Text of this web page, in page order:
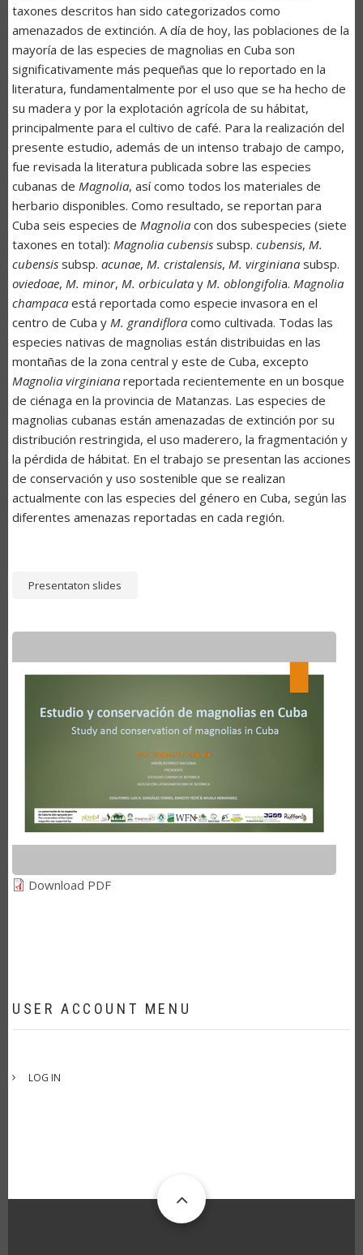
taxones descritos han sido categorizados como
amenazados de extinción. A día de hoy, las poblaciones de la
mayoría de las especies de magnolias en Cuba son
significativamente más pequeñas que lo reportado en la
literatura, fundamentalmente por el uso que se ha hecho de
su madera y por la explotación agrícola de su hábitat,
principalmente para el cultivo de café. Para la realización del
presente estudio, además de un intenso trabajo de campo,
fue revisada la literatura publicada sobre las especies
cubanas de Magnolia, así como todos los materiales de
herbario disponibles. Como resultado, se reportan para
Cuba seis especies de Magnolia con dos subespecies (siete
taxones en total): Magnolia cubensis subsp. cubensis, M.
cubensis subsp. acunae, M. cristalensis, M. virginiana subsp.
oviedoae, M. minor, M. orbiculata y M. oblongifolia. Magnolia
champaca está reportada como especie invasora en el
centro de Cuba y M. grandiflora como cultivada. Todas las
especies nativas de magnolias están distribuidas en las
montañas de la zona central y este de Cuba, excepto
Magnolia virginiana reportada recientemente en un bosque
de ciénaga en la provincia de Matanzas. Las especies de
magnolias cubanas están amenazadas de extinción por su
distribución restringida, el uso maderero, la fragmentación y
la pérdida de hábitat. En el trabajo se presentan las acciones
de conservación y uso sostenible que se realizan
actualmente con las especies del género en Cuba, según las
diferentes amenazas reportadas en cada región.
Presentaton slides
Download PDF
USER ACCOUNT MENU
LOG IN